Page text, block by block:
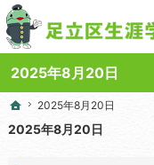
2025年8月20日
人と学びを結ぶターミナルステーシ
足立区生涯学習センターの総合案内サ
ホーム
2025年8月20日
2025年8月20日
ホーム
2025年8月20日